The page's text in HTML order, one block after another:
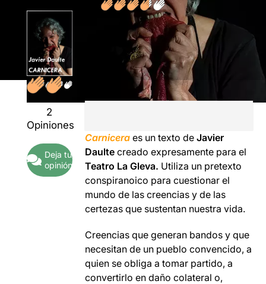
2
Opiniones
Deja tu
opinión
Carnicera es un texto deJavier
Daulte creado expresamente para el
Teatro La Gleva. Utiliza un pretexto
conspiranoico para cuestionar el
mundo de las creencias y de las
certezas que sustentan nuestra vida.
Creencias que generan bandos y que
necesitan de un pueblo convencido, a
quien se obliga a tomar partido, a
convertirlo en daño colateral o,